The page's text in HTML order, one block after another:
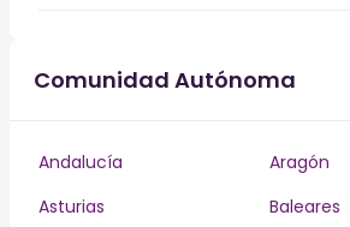
Comunidad Autónoma
Andalucía
Aragón
Asturias
Baleares